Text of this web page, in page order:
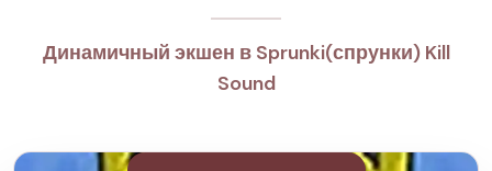
Динамичный экшен в Sprunki(спрунки) Kill
Sound